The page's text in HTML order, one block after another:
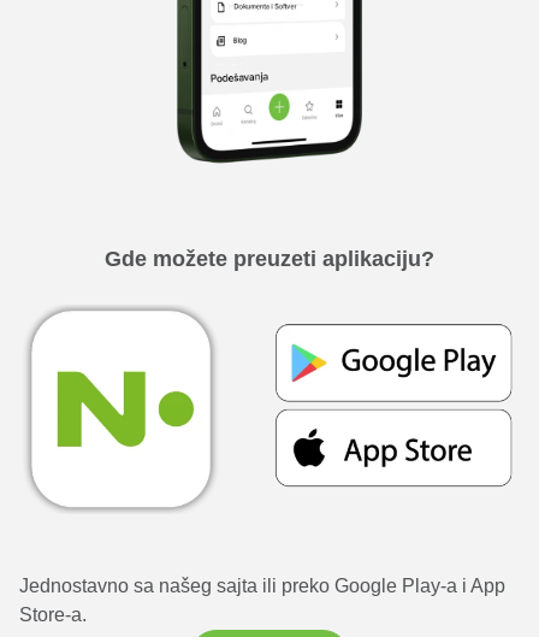
Gde možete preuzeti aplikaciju?
Jednostavno sa našeg sajta ili preko Google Play-a i App
Store-a.